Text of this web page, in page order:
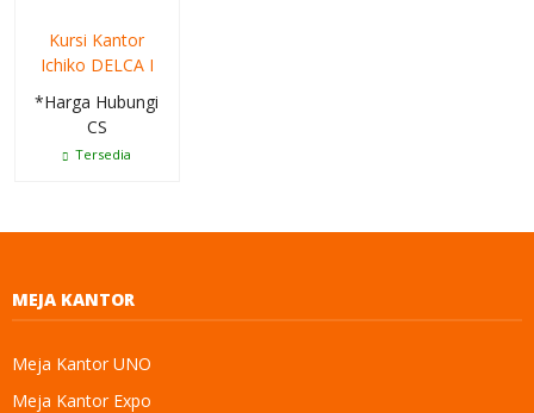
Kursi Kantor
Ichiko DELCA I
*Harga Hubungi
CS
Tersedia
MEJA KANTOR
Meja Kantor UNO
Meja Kantor Expo